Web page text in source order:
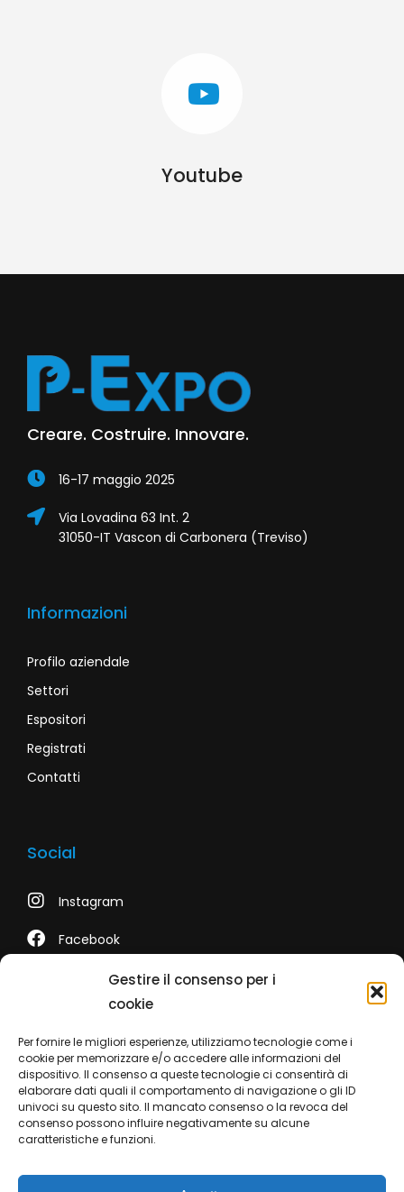
Gestire il consenso per i
cookie
Per fornire le migliori esperienze, utilizziamo tecnologie come i
cookie per memorizzare e/o accedere alle informazioni del
dispositivo. Il consenso a queste tecnologie ci consentirà di
elaborare dati quali il comportamento di navigazione o gli ID
univoci su questo sito. Il mancato consenso o la revoca del
consenso possono influire negativamente su alcune
caratteristiche e funzioni.
Youtube
Creare. Costruire. Innovare.
16-17 maggio 2025
Via Lovadina 63 Int. 2
31050-IT Vascon di Carbonera (Treviso)
Informazioni
Profilo aziendale
Settori
Espositori
Registrati
Contatti
Social
Instagram
Facebook
TikTok
Contatti
Telefono +39 0422 350 065